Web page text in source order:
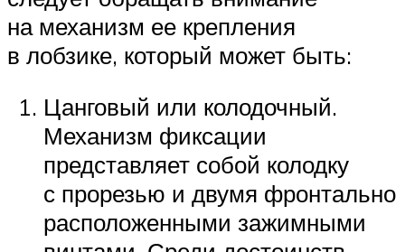
на механизм ее крепления
в лобзике, который может быть:
Цанговый или колодочный.
Механизм фиксации
представляет собой колодку
с прорезью и двумя фронтально
расположенными зажимными